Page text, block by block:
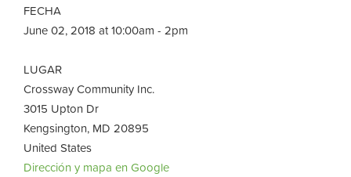
FECHA
June 02, 2018 at 10:00am - 2pm
LUGAR
Crossway Community Inc.
3015 Upton Dr
Kengsington, MD 20895
United States
Dirección y mapa en Google